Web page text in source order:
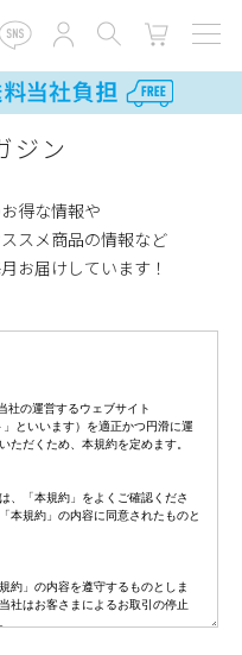
ジン
得な情報や
スメ商品の情報など
お届けしています！